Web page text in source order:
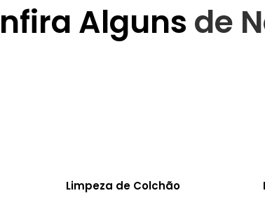
Alguns de
Limpeza de Colchão